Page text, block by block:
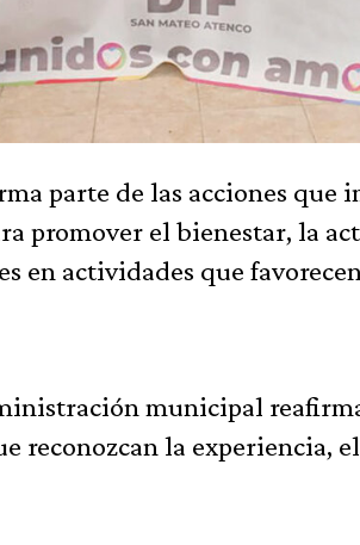
parte de las acciones
promover el bienestar, la
en actividades que
municipal
reconozcan la experiencia,